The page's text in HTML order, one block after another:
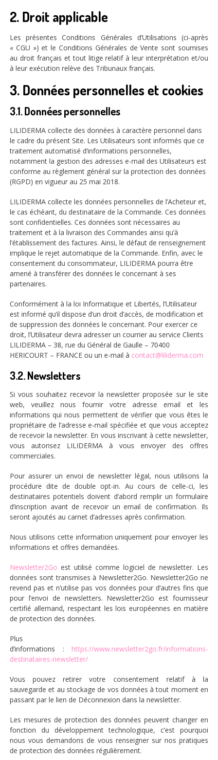
2. Droit applicable
Les présentes Conditions Générales d’Utilisations (ci-après
« CGU ») et le Conditions Générales de Vente sont soumises
au droit français et tout litige relatif à leur interprétation et/ou
à leur exécution relève des Tribunaux français.
3. Données personnelles et cookies
3.1. Données personnelles
LILIDERMA collecte des données à caractère personnel dans
le cadre du présent Site. Les Utilisateurs sont informés que ce
traitement automatisé d’informations personnelles,
notamment la gestion des adresses e-mail des Utilisateurs est
conforme au règlement général sur la protection des données
(RGPD) en vigueur au 25 mai 2018.
LILIDERMA collecte les données personnelles de l’Acheteur et,
le cas échéant, du destinataire de la Commande. Ces données
sont confidentielles. Ces données sont nécessaires au
traitement et à la livraison des Commandes ainsi qu’à
l’établissement des factures. Ainsi, le défaut de renseignement
implique le rejet automatique de la Commande. Enfin, avec le
consentement du consommateur, LILIDERMA pourra être
amené à transférer des données le concernant à ses
partenaires.
Conformément à la loi Informatique et Libertés, l’Utilisateur
est informé qu’il dispose d’un droit d’accès, de modification et
de suppression des données le concernant. Pour exercer ce
droit, l’Utilisateur devra adresser un courrier au service Clients
LILIDERMA – 38, rue du Général de Gaulle – 70400
HERICOURT – FRANCE ou un e-mail à contact@liliderma.com
3.2. Newsletters
Si vous souhaitez recevoir la newsletter proposée sur le site
web, veuillez nous fournir votre adresse email et les
informations qui nous permettent de vérifier que vous êtes le
propriétaire de l’adresse e-mail spécifiée et que vous acceptez
de recevoir la newsletter. En vous inscrivant à cette newsletter,
vous autorisez LILIDERMA à vous envoyer des offres
commerciales.
Pour assurer un envoi de newsletter légal, nous utilisons la
procédure dite de double opt-in. Au cours de celle-ci, les
destinataires potentiels doivent d’abord remplir un formulaire
d’inscription avant de recevoir un email de confirmation. Ils
seront ajoutés au carnet d’adresses après confirmation.
Nous utilisons cette information uniquement pour envoyer les
informations et offres demandées.
Newsletter2Go est utilisé comme logiciel de newsletter. Les
données sont transmises à Newsletter2Go. Newsletter2Go ne
revend pas et n’utilise pas vos données pour d’autres fins que
pour l’envoi de newsletters. Newsletter2Go est fournisseur
certifié allemand, respectant les lois européennes en matière
de protection des données.
Plus
d’informations : https://www.newsletter2go.fr/informations-
destinataires-newsletter/
Vous pouvez retirer votre consentement relatif à la
sauvegarde et au stockage de vos données à tout moment en
passant par le lien de Déconnexion dans la newsletter.
Les mesures de protection des données peuvent changer en
fonction du développement technologique, c’est pourquoi
nous vous demandons de vous renseigner sur nos pratiques
de protection des données régulièrement.